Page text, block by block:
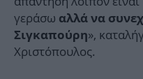
γεράσω αλλά να
Σιγκαπούρη»,
Χριστόπουλος.